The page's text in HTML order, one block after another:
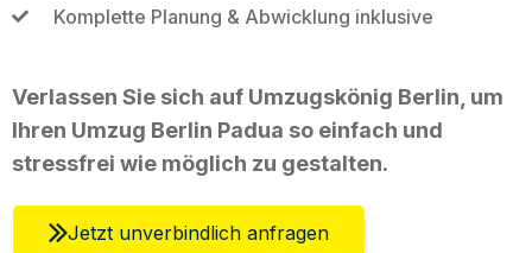
Komplette Planung & Abwicklung inklusive
Verlassen Sie sich auf Umzugskönig Berlin, um
Ihren Umzug Berlin Padua so einfach und
stressfrei wie möglich zu gestalten.
Jetzt unverbindlich anfragen